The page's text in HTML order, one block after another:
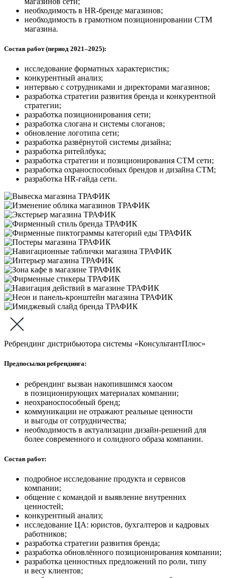
необходимость в HR-бренде магазинов;
необходимость в грамотном позиционировании СТМ
магазина.
Состав работ (период 2021–2025):
исследование форматных характеристик;
конкурентный анализ;
интервью с сотрудниками и директорами магазинов;
разработка стратегии развития бренда и конкурентной
стратегии;
разработка позиционирования сети;
разработка слогана и системы слоганов;
обновление логотипа сети;
разработка развёрнутой системы дизайна;
разработка ритейлбука;
разработка стратегии и позиционирования СТМ сети;
разработка охраноспособных брендов и дизайна СТМ;
разработка HR-гайда сети.
Ребрендинг дистрибьютора системы «КонсультантПлюс»
Предпосылки ребрендинга:
ребрендинг вызван накопившимся хаосом
в позиционирующих материалах компании;
неохраноспособный бренд;
коммуникации не отражают реальные ценности
и выгоды от сотрудничества;
необходимость в актуализации дизайн-решений для
более современного и солидного образа компании.
Состав работ:
подробное исследование продукта и сервисов
компании;
общение с командой и выявление внутренних
ценностей;
конкурентный анализ;
исследование ЦА: юристов, бухгалтеров и кадровых
работников;
разработка стратегии развития бренда;
разработка обновлённого позиционирования компании;
разработка ценностных предложений по роли, типу
и весу клиентов;